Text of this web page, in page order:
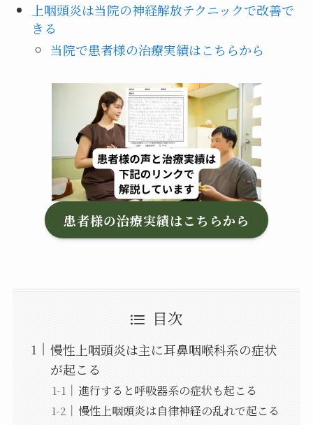
上咽頭炎は当院の神経解放テクニックで改善で
きる
当院で患者様の治療実績はこちらから
患者様の治療実績はこちらから
目次
慢性上咽頭炎は主に耳鼻咽喉科系の症状
が起こる
進行すると呼吸器系の症状も起こる
慢性上咽頭炎は自律神経の乱れで起こる